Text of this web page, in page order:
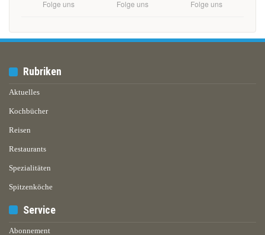
Folge uns Folge uns Folge uns
Rubriken
Aktuelles
Kochbücher
Reisen
Restaurants
Spezialitäten
Spitzenköche
Service
Abonnement